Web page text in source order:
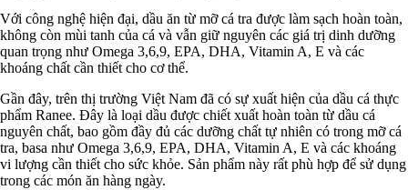
Với công nghệ hiện đại, dầu ăn từ mỡ cá tra được làm sạch hoàn toàn,
không còn mùi tanh của cá và vẫn giữ nguyên các giá trị dinh dưỡng
quan trọng như Omega 3,6,9, EPA, DHA, Vitamin A, E và các
khoáng chất cần thiết cho cơ thể.
Gần đây, trên thị trường Việt Nam đã có sự xuất hiện của dầu cá thực
phẩm Ranee. Đây là loại dầu được chiết xuất hoàn toàn từ dầu cá
nguyên chất, bao gồm đầy đủ các dưỡng chất tự nhiên có trong mỡ cá
tra, basa như Omega 3,6,9, EPA, DHA, Vitamin A, E và các khoáng
vi lượng cần thiết cho sức khỏe. Sản phẩm này rất phù hợp để sử dụng
trong các món ăn hàng ngày.